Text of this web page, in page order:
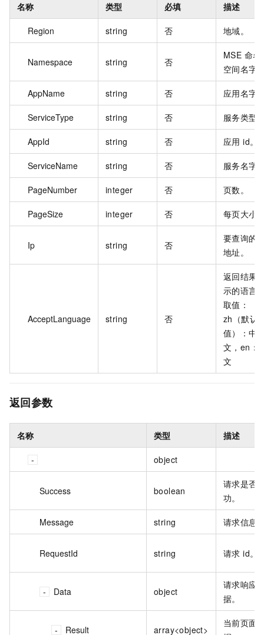
名称 类型 必填 描述
Region string 否 地域。
Namespace string 否
MSE 命名
空间名字
AppName string 否 应用名字
ServiceType string 否 服务类型
AppId string 否 应用 id。
ServiceName string 否 服务名字
PageNumber integer 否 页数。
PageSize integer 否 每页大小
Ip string 否
要查询的
地址。
AcceptLanguage string 否
返回结果
示的语言
取值：
zh（默认
值）：中
文，en：
文
返回参数
名称 类型 描述
object
Success boolean
请求是否
功。
Message string 请求信息
RequestId string 请求 id。
Data object
请求响应
据。
Result array<object>
当前页面